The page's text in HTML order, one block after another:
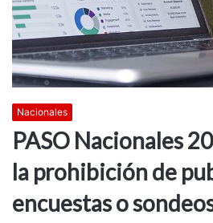
Nacionales
PASO Nacionales
la prohibición de
encuestas o